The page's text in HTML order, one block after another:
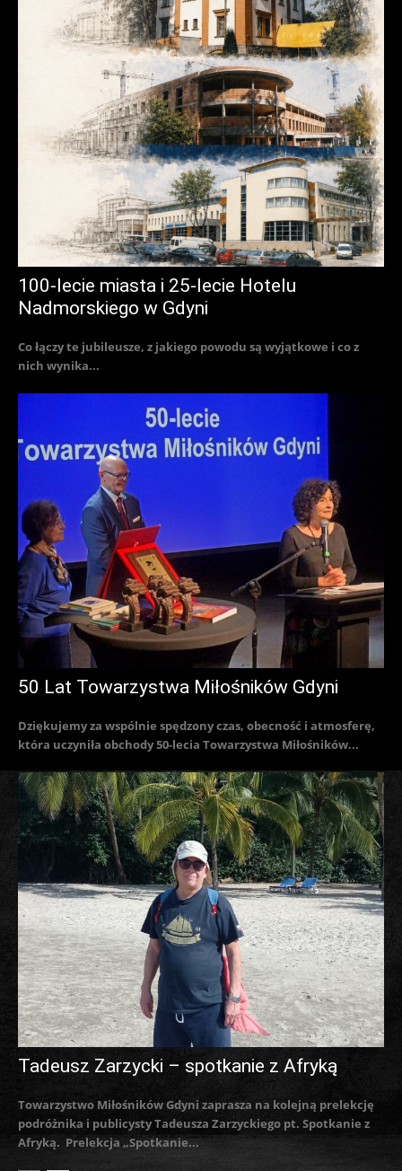
100-lecie miasta i 25-lecie Hotelu
Nadmorskiego w Gdyni
Co łączy te jubileusze, z jakiego powodu są wyjątkowe i co z
nich wynika...
50 Lat Towarzystwa Miłośników Gdyni
Dziękujemy za wspólnie spędzony czas, obecność i atmosferę,
która uczyniła obchody 50-lecia Towarzystwa Miłośników...
Tadeusz Zarzycki – spotkanie z Afryką
Towarzystwo Miłośników Gdyni zaprasza na kolejną prelekcję
podróżnika i publicysty Tadeusza Zarzyckiego pt. Spotkanie z
Afryką. Prelekcja „Spotkanie...